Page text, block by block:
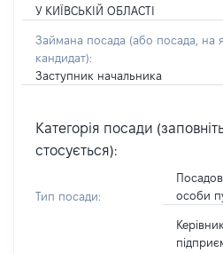
У КИЇВСЬКІЙ ОБЛАСТІ
Займана посада (або посада, на
кандидат):
Заступник начальника
Категорія посади
стосується):
Тип посади:
особи